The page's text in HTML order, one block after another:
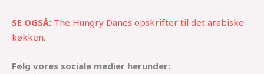
SE OGSÅ: The Hungry Danes opskrifter til det arabiske
køkken.
Følg vores sociale medier herunder: